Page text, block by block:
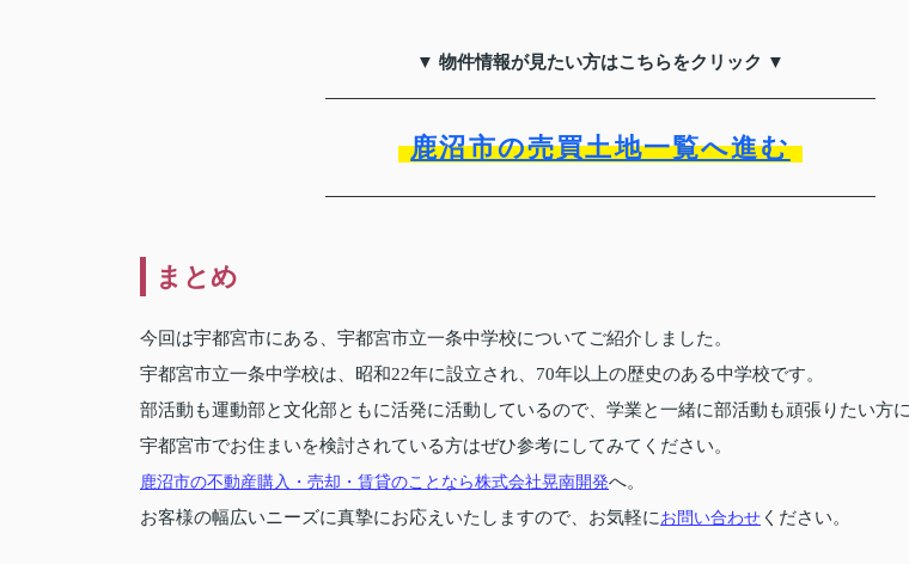
▼ 物件情報が見たい方はこちらをクリック ▼
鹿沼市の売買土地一覧へ進む
まとめ
今回は宇都宮市にある、宇都宮市立一条中学校についてご紹介しました。
宇都宮市立一条中学校は、昭和22年に設立され、70年以上の歴史のある中学校です。
部活動も運動部と文化部ともに活発に活動しているので、学業と一緒に部活動も頑張りたい方
宇都宮市でお住まいを検討されている方はぜひ参考にしてみてください。
鹿沼市の不動産購入・売却・賃貸のことなら株式会社晃南開発へ。
お客様の幅広いニーズに真摯にお応えいたしますので、お気軽にお問い合わせ ください。